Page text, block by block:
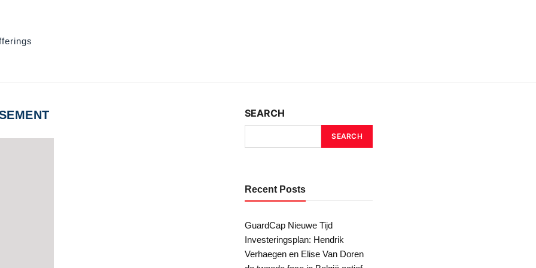
SEARCH
SEARCH
Recent Posts
GuardCap Nieuwe Tijd
Investeringsplan: Hendrik
Verhaegen en Elise Van Doren